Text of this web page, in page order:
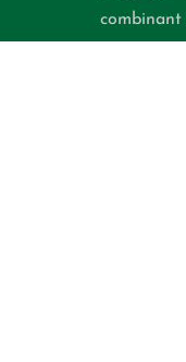
combinant